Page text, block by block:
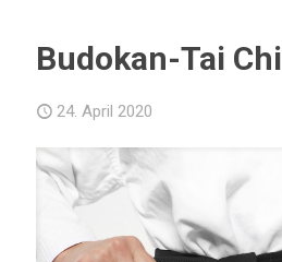
Budokan-Tai Chi
24. April 2020